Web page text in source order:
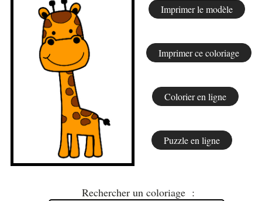
Rechercher un coloriage :